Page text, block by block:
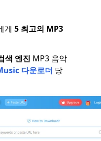
게 5 최고의 MP3
색 엔진 MP3 음악
다운로더 당